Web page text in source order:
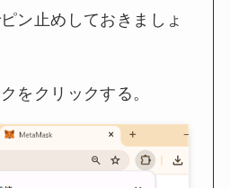
ン止めしておきましょ
をクリックする。